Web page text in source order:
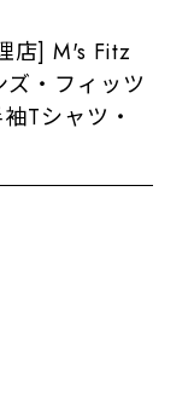
店] M's Fitz
・フィッツ
Tシャツ・